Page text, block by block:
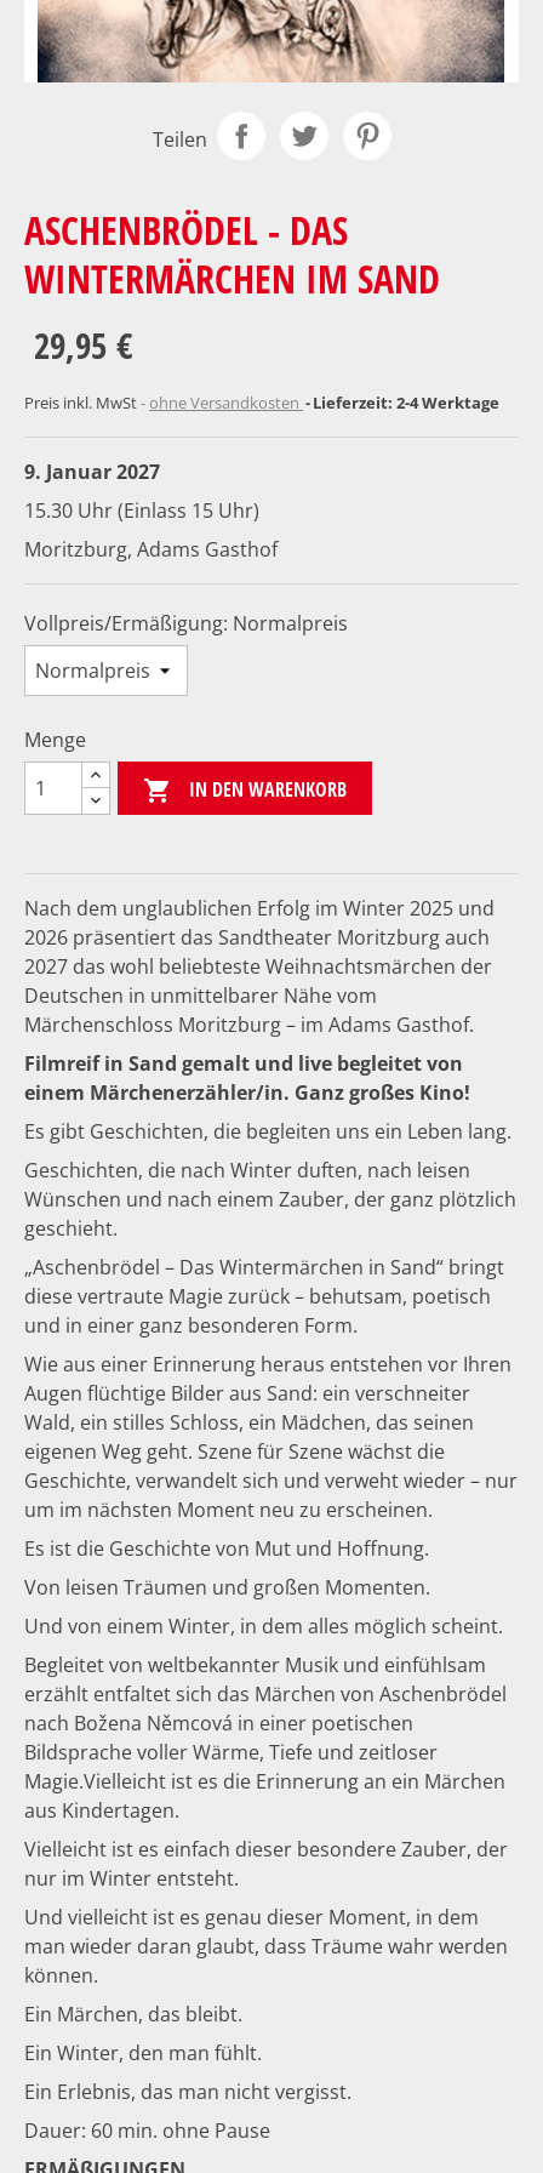
Teilen
ASCHENBRÖDEL - DAS
WINTERMÄRCHEN IM SAND
29,95 €
Preis inkl. MwSt ohne Versandkosten Lieferzeit: 2-4 Werktage
9. Januar 2027
15.30 Uhr (Einlass 15 Uhr)
Moritzburg, Adams Gasthof
Vollpreis/Ermäßigung: Normalpreis
Menge
 IN DEN WARENKORB
Nach dem unglaublichen Erfolg im Winter 2025 und
2026 präsentiert das Sandtheater Moritzburg auch
2027 das wohl beliebteste Weihnachtsmärchen der
Deutschen in unmittelbarer Nähe vom
Märchenschloss Moritzburg – im Adams Gasthof.
Filmreif in Sand gemalt und live begleitet von
einem Märchenerzähler/in. Ganz großes Kino!
Es gibt Geschichten, die begleiten uns ein Leben lang.
Geschichten, die nach Winter duften, nach leisen
Wünschen und nach einem Zauber, der ganz plötzlich
geschieht.
„Aschenbrödel – Das Wintermärchen in Sand“ bringt
diese vertraute Magie zurück – behutsam, poetisch
und in einer ganz besonderen Form.
Wie aus einer Erinnerung heraus entstehen vor Ihren
Augen flüchtige Bilder aus Sand: ein verschneiter
Wald, ein stilles Schloss, ein Mädchen, das seinen
eigenen Weg geht. Szene für Szene wächst die
Geschichte, verwandelt sich und verweht wieder – nur
um im nächsten Moment neu zu erscheinen.
Es ist die Geschichte von Mut und Hoffnung.
Von leisen Träumen und großen Momenten.
Und von einem Winter, in dem alles möglich scheint.
Begleitet von weltbekannter Musik und einfühlsam
erzählt entfaltet sich das Märchen von Aschenbrödel
nach Božena Němcová in einer poetischen
Bildsprache voller Wärme, Tiefe und zeitloser
Magie.Vielleicht ist es die Erinnerung an ein Märchen
aus Kindertagen.
Vielleicht ist es einfach dieser besondere Zauber, der
nur im Winter entsteht.
Und vielleicht ist es genau dieser Moment, in dem
man wieder daran glaubt, dass Träume wahr werden
können.
Ein Märchen, das bleibt.
Ein Winter, den man fühlt.
Ein Erlebnis, das man nicht vergisst.
Dauer: 60 min. ohne Pause